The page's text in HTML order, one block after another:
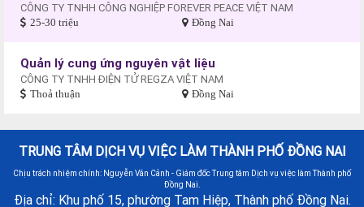
CÔNG TY TNHH CÔNG NGHIỆP FOREVER PEACE VIỆT NAM
25-30 triệu Đồng Nai
Quản lý cung ứng nguyên vật liệu
CÔNG TY TNHH ĐIỆN TỬ REGZA VIỆT NAM
Thoả thuận Đồng Nai
TRUNG TÂM DỊCH VỤ VIỆC LÀM THÀNH PHỐ ĐỒNG NAI
Chịu trách nhiệm chính: Nguyễn Văn Cảnh - Giám đốc Trung tâm Dịch vụ việc làm Thành phố
Đồng Nai.
Địa chỉ: Khu phố 15, phường Tam Hiệp, Thành phố Đồng Nai.